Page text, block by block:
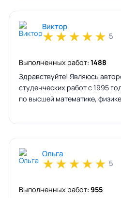
Виктор
★★★★★ 5
Выполненных работ: 1488
Здравствуйте! Являюсь
студенческих работ с 1995
по высшей математике,
Ольга
★★★★★ 5
Выполненных работ: 955